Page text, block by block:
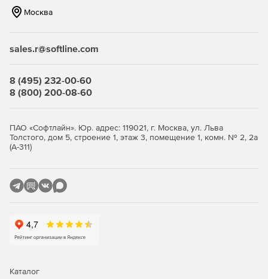
Москва
sales.r@softline.com
8 (495) 232-00-60
8 (800) 200-08-60
ПАО «Софтлайн». Юр. адрес: 119021, г. Москва, ул. Льва
Толстого, дом 5, строение 1, этаж 3, помещение 1, комн. № 2, 2а
(А-311)
Каталог